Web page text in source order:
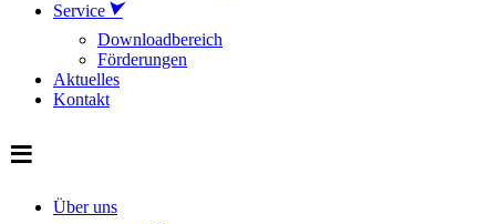
Service
Downloadbereich
Förderungen
Aktuelles
Kontakt
Über uns